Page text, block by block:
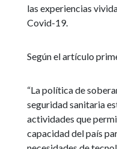
las experiencias
Covid-19.
Según el artículo
“La política de
seguridad sanitaria
actividades que
capacidad del país